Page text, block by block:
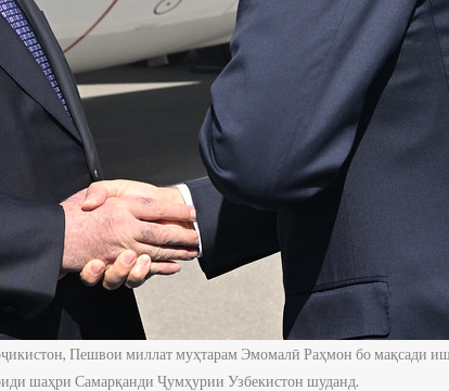
Пешвои миллат муҳтарам Эмомалӣ Раҳмон бо мақсади
шаҳри Самарқанди Ҷумҳурии Узбекистон шуданд.